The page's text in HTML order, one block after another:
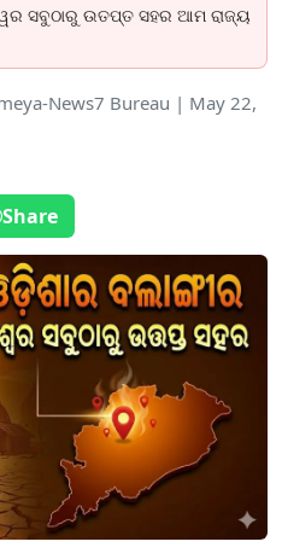
ସବୁଠାରୁ ଉତପ୍ତ ସହର ଆମ ରାଜ୍ୟ
News7 Bureau | May 22,
Share